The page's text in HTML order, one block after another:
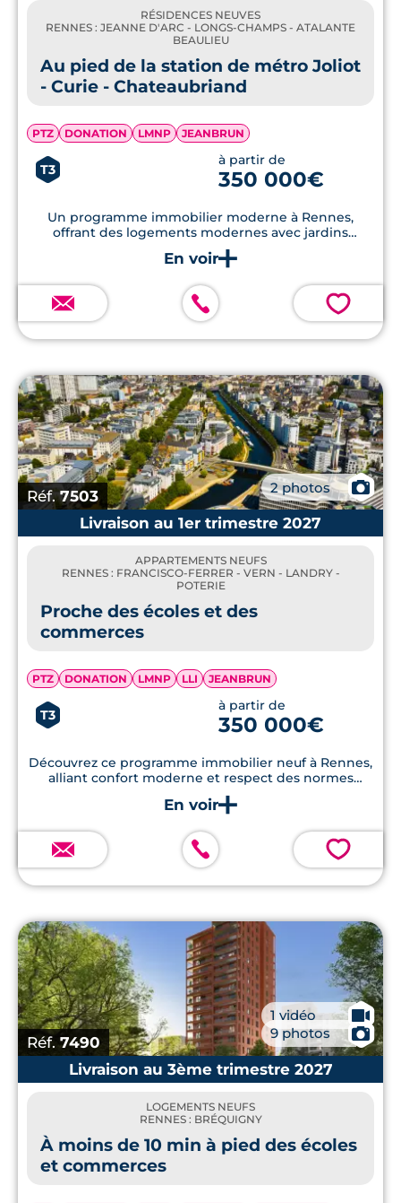
RÉSIDENCES NEUVES
RENNES : JEANNE D'ARC - LONGS-CHAMPS - ATALANTE
BEAULIEU
Au pied de la station de métro Joliot
- Curie - Chateaubriand
PTZ DONATION LMNP JEANBRUN
T3
à partir de
350 000€
Un programme immobilier moderne à Rennes,
offrant des logements modernes avec jardins
privatifs, à deux pas du métro ligne B.
💗
Réf.7503 2 photos
📷
Livraison au 1er trimestre 2027
APPARTEMENTS NEUFS
RENNES : FRANCISCO-FERRER - VERN - LANDRY -
POTERIE
Proche des écoles et des
commerces
PTZ DONATION LMNP LLI JEANBRUN
T3
à partir de
350 000€
Découvrez ce programme immobilier neuf à Rennes,
alliant confort moderne et respect des normes
énergétiques RE2020, à proximité immédiate des
commodités et des écoles.
💗
Réf.7490
1 vidéo 🎥
9 photos
📷
Livraison au 3ème trimestre 2027
LOGEMENTS NEUFS
RENNES : BRÉQUIGNY
À moins de 10 min à pied des écoles
et commerces